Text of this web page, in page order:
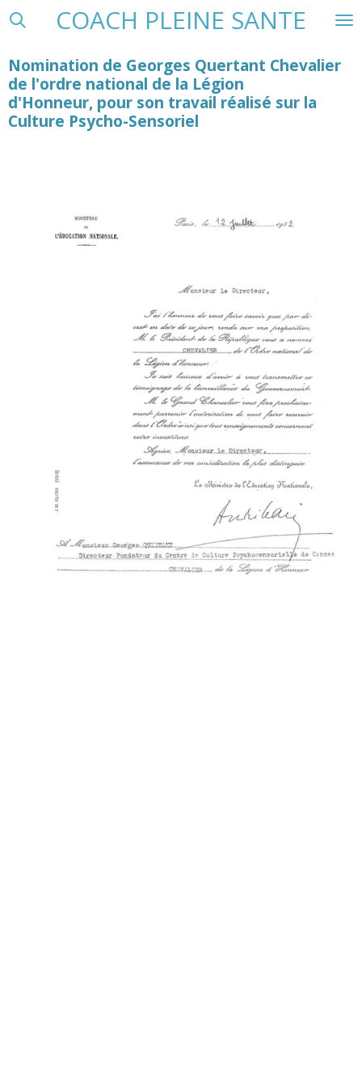
Passer
principal
COACH PLEINE SANTE
Nomination de Georges Quertant Chevalier
de l'ordre national de la Légion
d'Honneur, pour son travail réalisé sur la
Culture Psycho-Sensoriel